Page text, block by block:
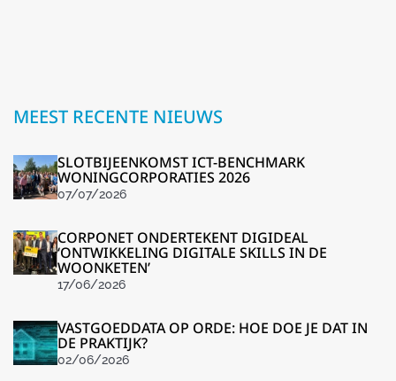
MEEST RECENTE NIEUWS
SLOTBIJEENKOMST ICT-BENCHMARK
WONINGCORPORATIES 2026
07/07/2026
CORPONET ONDERTEKENT DIGIDEAL
‘ONTWIKKELING DIGITALE SKILLS IN DE
WOONKETEN’
17/06/2026
VASTGOEDDATA OP ORDE: HOE DOE JE DAT IN
DE PRAKTIJK?
02/06/2026